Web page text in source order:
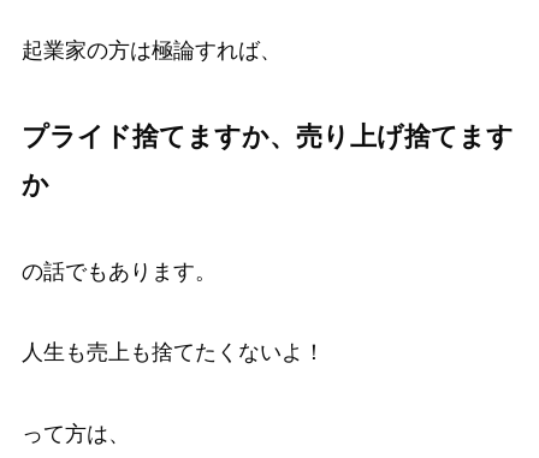
起業家の方は極論すれば、
プライド捨てますか、売り上げ捨てます
か
の話でもあります。
人生も売上も捨てたくないよ！
って方は、